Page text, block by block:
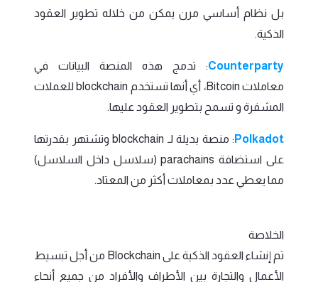
بل نظام أساسي مرن يمكن من خلاله تطوير العقود
الذكية.
Counterparty: تدمج هذه المنصة البيانات في
معاملات Bitcoin، أي أنها تستخدم blockchain للعملات
المشفرة و تسمح بتطوير العقود عليها.
Polkadot
: منصة بديلة لـ blockchain وتشتهر بقدرتها
على استضافة parachains (سلاسل داخل السلاسل)
مما يعطي عدد بمعاملات أكثر من المعتاد.
الخلاصة
تم إنشاء العقود الذكية على Blockchain من أجل تبسيط
الأعمال والتجارة بين الأطراف والأفراد من جميع أنحاء